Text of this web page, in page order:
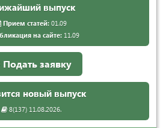
выпуск
Прием статей: 01.09
на сайте:11.09
Подать заявку
новый выпуск
8(137) 11.08.2026.